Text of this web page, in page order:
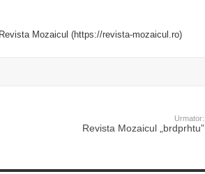
Mozaicul (https://revista-mozaicul.ro)
Urmator:
Revista Mozaicul „brdprhtu”